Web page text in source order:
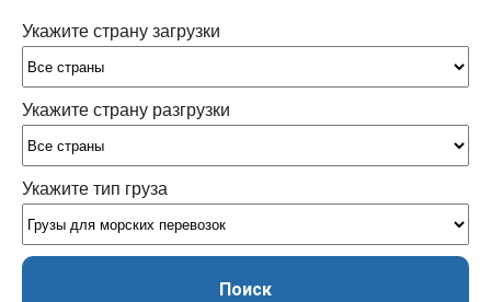
Укажите страну загрузки
Укажите страну разгрузки
Укажите тип груза
Поиск